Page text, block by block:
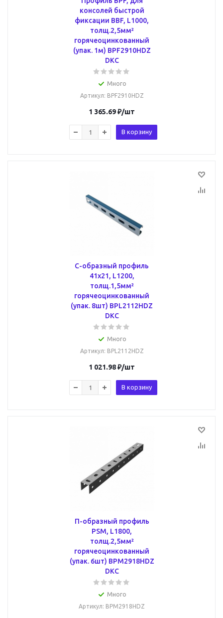
консолей быстрой
фиксации BBF, L1000,
толщ.2,5мм²
горячеоцинкованный
(упак. 1м) BPF2910HDZ
DKC
Много
Артикул: BPF2910HDZ
1 365.69₽/шт
В корзину
С-образный профиль
41х21, L1200,
толщ.1,5мм²
горячеоцинкованный
(упак. 8шт) BPL2112HDZ
DKC
Много
Артикул: BPL2112HDZ
1 021.98₽/шт
В корзину
П-образный профиль
PSM, L1800,
толщ.2,5мм²
горячеоцинкованный
(упак. 6шт) BPM2918HDZ
DKC
Много
Артикул: BPM2918HDZ